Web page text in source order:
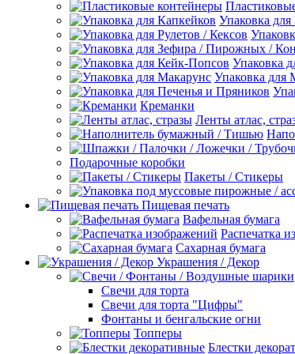
Упаковка
Упаковка
Упаковка для
Креманки
Ленты атлас,
Подарочные коробки
Пакеты / Стикеры
Пищевая печать
Вафельная бумага
Распечатка
Сахарная бумага
Украшения / Декор
Свечи для торта
Свечи для торта "Цифры"
Фонтаны и бенгальские огни
Топперы
Блестки